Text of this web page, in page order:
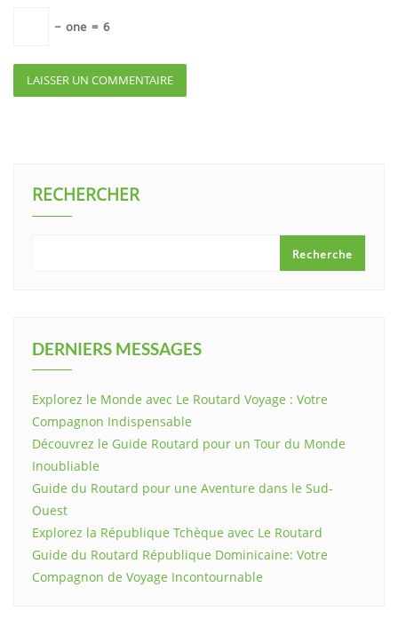
− one = 6
RECHERCHER
Recherche
DERNIERS MESSAGES
Explorez le Monde avec Le Routard Voyage : Votre
Compagnon Indispensable
Découvrez le Guide Routard pour un Tour du Monde
Inoubliable
Guide du Routard pour une Aventure dans le Sud-
Ouest
Explorez la République Tchèque avec Le Routard
Guide du Routard République Dominicaine: Votre
Compagnon de Voyage Incontournable